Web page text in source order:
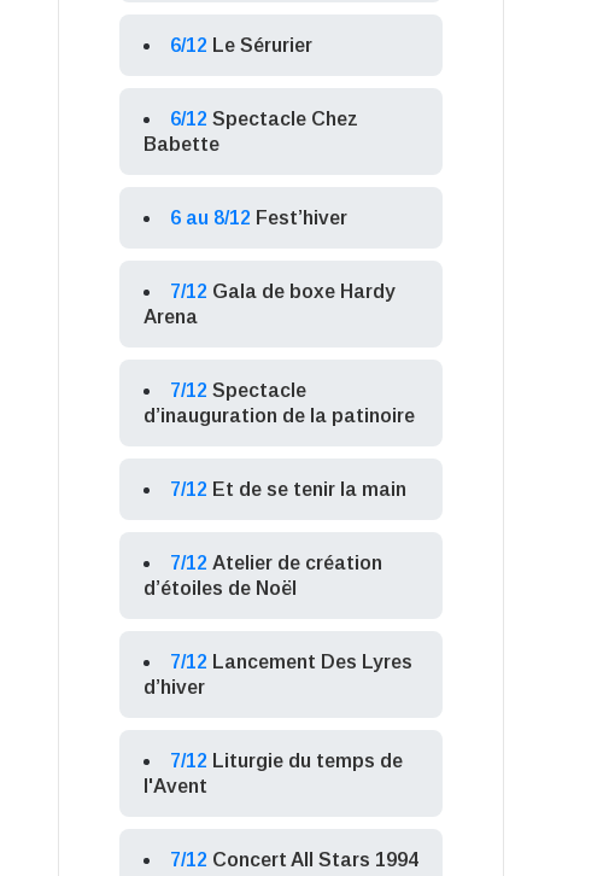
6/12 Le Sérurier
6/12 Spectacle Chez
Babette
6 au 8/12 Fest’hiver
7/12 Gala de boxe Hardy
Arena
7/12 Spectacle
d’inauguration de la patinoire
7/12 Et de se tenir la main
7/12 Atelier de création
d’étoiles de Noël
7/12 Lancement Des Lyres
d’hiver
7/12 Liturgie du temps de
l'Avent
7/12 Concert All Stars 1994